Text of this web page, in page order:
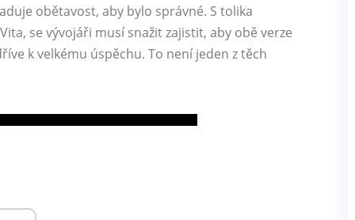
obětavost, aby bylo správné. S tolika
se vývojáři musí snažit zajistit, aby obě verze
k velkému úspěchu. To není jeden z těch